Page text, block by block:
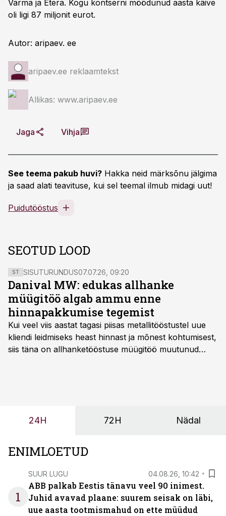
Varma ja Etera. Kogu kontserni möödunud aasta käive
oli ligi 87 miljonit eurot.
Autor: aripaev. ee
aripaev.ee reklaamtekst
Allikas: www.aripaev.ee
Jaga Vihja
See teema pakub huvi? Hakka neid märksõnu jälgima
ja saad alati teavituse, kui sel teemal ilmub midagi uut!
Puidutööstus
SEOTUD LOOD
ST SISUTURUNDUS07.07.26, 09:20
Danival MW: edukas allhanke
müügitöö algab ammu enne
hinnapakkumise tegemist
Kui veel viis aastat tagasi piisas metallitööstustel uue
kliendi leidmiseks heast hinnast ja mõnest kohtumisest,
siis täna on allhanketööstuse müügitöö muutunud
24H 72H Nädal
ENIMLOETUD
1
SUUR LUGU 04.08.26, 10:42
ABB palkab Eestis tänavu veel 90 inimest.
Juhid avavad plaane: suurem seisak on läbi,
uue aasta tootmismahud on ette müüdud